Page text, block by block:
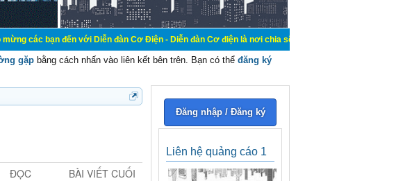
đến với Diễn đàn Cơ Điện - Diễn đàn Cơ điện là nơi chia sẽ kiến thức kinh nghiệm trong lãnh vực
gặp bằng cách nhấn vào liên kết bên trên. Bạn có thể đăng ký
ĐỌC BÀI VIẾT CUỐI
Đăng nhập / Đăng ký
Liên hệ quảng cáo 1